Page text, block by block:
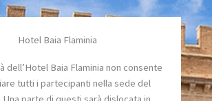
Hotel Baia Flaminia
dell’Hotel Baia Flaminia non consente
tutti i partecipanti nella sede del